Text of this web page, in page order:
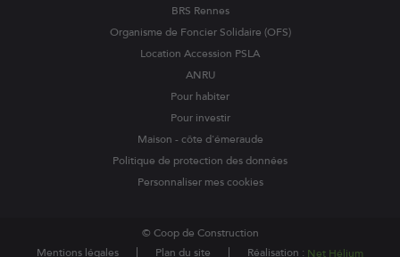
BRS Rennes
Organisme de Foncier Solidaire (OFS)
Location Accession PSLA
ANRU
Pour habiter
Pour investir
Maison - côte d'émeraude
Politique de protection des données
Personnaliser mes cookies
© Coop de Construction
Mentions légales
Plan du site Réalisation : Net Hélium